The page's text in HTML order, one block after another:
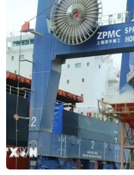
Nhật Bản - Triều
đàm phán
16/11/2012 12:33
Nhật Bản và Triều Tiên sẽ
phán tiếp theo về vấn đề
Nhật bị Triều Tiên bắt cóc.